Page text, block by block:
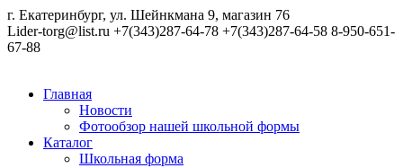
г. Екатеринбург, ул. Шейнкмана 9, магазин 76
Lider-torg@list.ru +7(343)287-64-78 +7(343)287-64-58 8-950-651-
67-88
Главная
Новости
Фотообзор нашей школьной формы
Каталог
Школьная форма